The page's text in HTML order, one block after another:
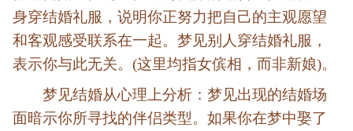
身穿结婚礼服，说明你正努力把自己的主观愿望
和客观感受联系在一起。梦见别人穿结婚礼服，
表示你与此无关。(这里均指女傧相，而非新娘)。
梦见结婚从心理上分析：梦见出现的结婚场
面暗示你所寻找的伴侣类型。如果你在梦中娶了